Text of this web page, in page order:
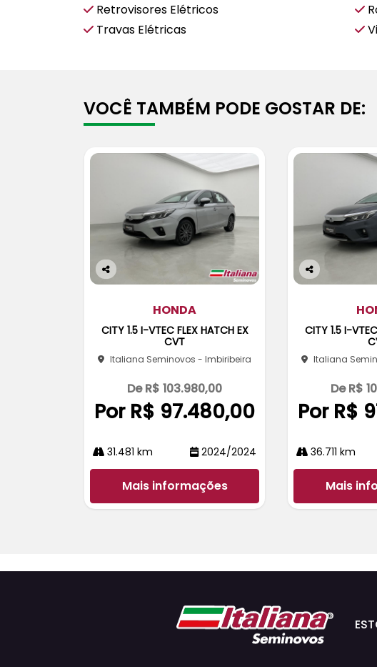
Retrovisores Elétricos
Travas Elétricas
VOCÊ TAMBÉM PODE GOSTAR DE:
Co
he
HONDA
CITY 1.5 I-VTEC FLEX HATCH EX
CVT
Italiana Seminovos - Imbiribeira
De R$ 103.980,00
Por R$ 97.480,00
31.481 km 2024/2024
Mais informações
Co
he
CITY 1.5 I-
Italiana
De R$
Por R$
36.711 km
Mais